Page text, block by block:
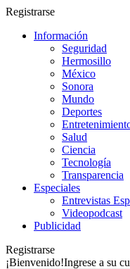
Registrarse
Información
Seguridad
Hermosillo
México
Sonora
Mundo
Deportes
Salud
Ciencia
Tecnología
Transparencia
Especiales
Entrevistas
Videopodcast
Publicidad
Registrarse
¡Bienvenido!Ingrese a su